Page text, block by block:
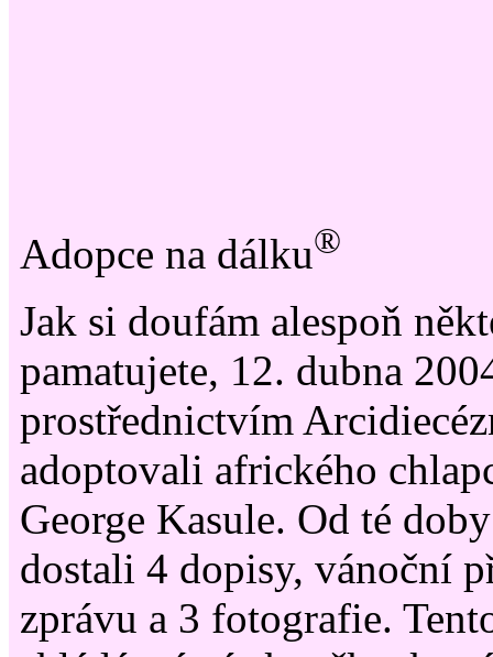
Adopce na dálku®
Jak si doufám alespoň
pamatujete, 12. dubna
prostřednictvím
adoptovali afrického
George Kasule. Od té
dostali 4 dopisy, vánoční
zprávu a 3 fotografie.